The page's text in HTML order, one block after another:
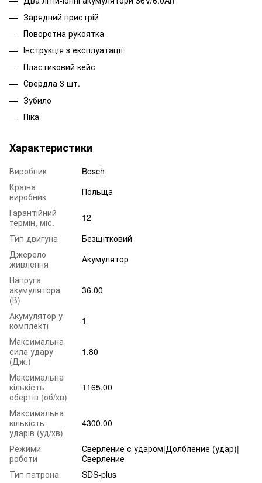
Зарядний пристрій
Поворотна рукоятка
Інструкція з експлуатації
Пластиковий кейс
Свердла 3 шт.
Зубило
Піка
Характеристики
Виробник
Bosch
Країна
виробник
Польща
Гарантійний
термін, міс.
12
Тип двигуна
Безщітковий
Джерело
живлення
Акумулятор
Напруга
акумулятора
(В)
36.00
Акумулятор у
комплекті
1
Максимальна
сила удару
(Дж.)
1.80
Максимальна
кількість
обертів (об/хв)
1165.00
Максимальна
кількість
ударів (уд/хв)
4300.00
Режими
роботи
Сверление с ударом|Долбление (удар)|
Сверление
Тип патрона
SDS-plus